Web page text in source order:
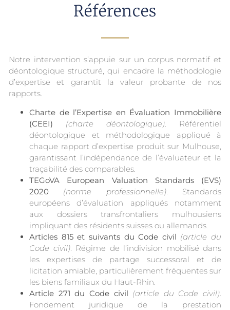
Références
Notre intervention s’appuie sur un corpus normatif et
déontologique structuré, qui encadre la méthodologie
d’expertise et garantit la valeur probante de nos
rapports.
Charte de l’Expertise en Évaluation Immobilière
(CEEI)
(charte déontologique) . Référentiel
déontologique et méthodologique appliqué à
chaque rapport d’expertise produit sur Mulhouse,
garantissant l’indépendance de l’évaluateur et la
traçabilité des comparables.
TEGoVA European Valuation Standards (EVS)
2020
(norme professionnelle). Standards
européens d’évaluation appliqués notamment
aux dossiers transfrontaliers mulhousiens
impliquant des résidents suisses ou allemands.
Articles 815 et suivants du Code civil (article du
Code civil). Régime de l’indivision mobilisé dans
les expertises de partage successoral et de
licitation amiable, particulièrement fréquentes sur
les biens familiaux du Haut-Rhin.
Article 271 du Code civil (article du Code civil)
Fondement juridique de la prestation